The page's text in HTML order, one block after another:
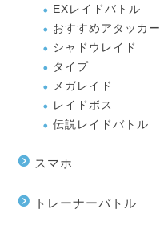
EXレイドバトル
おすすめアタッカー
シャドウレイド
タイプ
メガレイド
レイドボス
伝説レイドバトル
スマホ
トレーナーバトル